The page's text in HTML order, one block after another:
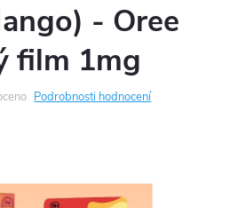
- Oree
film 1mg
Podrobnosti hodnocení